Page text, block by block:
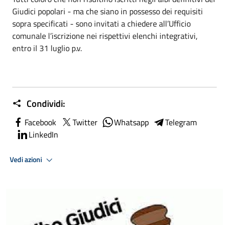
Giudici popolari - ma che siano in possesso dei requisiti
sopra specificati - sono invitati a chiedere all’Ufficio
comunale l’iscrizione nei rispettivi elenchi integrativi,
entro il 31 luglio p.v.
Condividi:
Facebook Twitter Whatsapp
Telegram
LinkedIn
Vedi azioni